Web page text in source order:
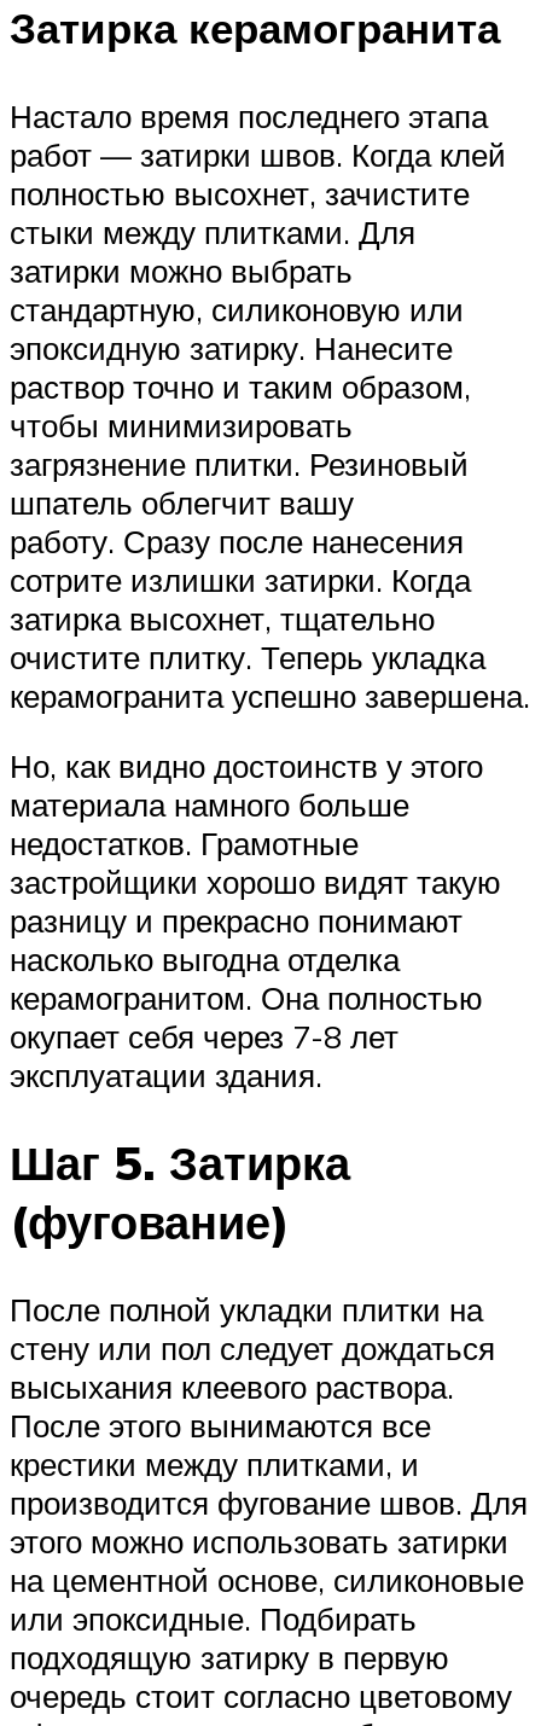
Затирка керамогранита
Настало время последнего этапа
работ — затирки швов. Когда клей
полностью высохнет, зачистите
стыки между плитками. Для
затирки можно выбрать
стандартную, силиконовую или
эпоксидную затирку. Нанесите
раствор точно и таким образом,
чтобы минимизировать
загрязнение плитки. Резиновый
шпатель облегчит вашу
работу. Сразу после нанесения
сотрите излишки затирки. Когда
затирка высохнет, тщательно
очистите плитку. Теперь укладка
керамогранита успешно завершена.
Но, как видно достоинств у этого
материала намного больше
недостатков. Грамотные
застройщики хорошо видят такую
разницу и прекрасно понимают
насколько выгодна отделка
керамогранитом. Она полностью
окупает себя через 7-8 лет
эксплуатации здания.
Шаг 5. Затирка
(фугование)
После полной укладки плитки на
стену или пол следует дождаться
высыхания клеевого раствора.
После этого вынимаются все
крестики между плитками, и
производится фугование швов. Для
этого можно использовать затирки
на цементной основе, силиконовые
или эпоксидные. Подбирать
подходящую затирку в первую
очередь стоит согласно цветовому